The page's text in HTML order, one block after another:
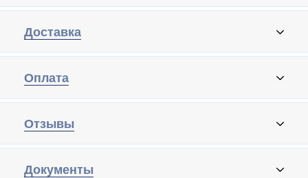
Доставка
Оплата
Отзывы
Документы